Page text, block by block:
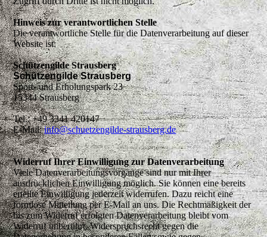
Hinweis zur verantwortlichen Stelle
Die verantwortliche Stelle für die Datenverarbeitung auf dieser
Website ist:
Schützengilde Strausberg
Schützengilde Strausberg
Sport- und Erholungspark 23
15344 Strausberg
Tel.: +49 3341 420147
E-Mail:info@schuetzengilde-strausberg.de
Widerruf Ihrer Einwilligung zur Datenverarbeitung
Viele Datenverarbeitungsvorgänge sind nur mit Ihrer
ausdrücklichen Einwilligung möglich. Sie können eine bereits
erteilte Einwilligung jederzeit widerrufen. Dazu reicht eine
formlose Mitteilung per E-Mail an uns. Die Rechtmäßigkeit der
bis zum Widerruf erfolgten Datenverarbeitung bleibt vom
Widerruf unberührt. Widerspruchsrecht gegen die